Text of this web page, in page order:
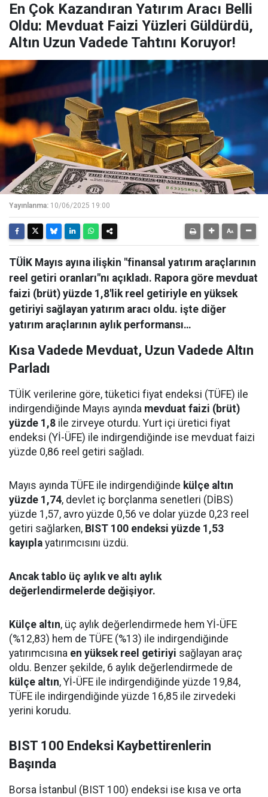
En Çok Kazandıran Yatırım Aracı Belli
Oldu: Mevduat Faizi Yüzleri Güldürdü,
Altın Uzun Vadede Tahtını Koruyor!
Yayınlanma: 10/06/2025 19:00
TÜİK Mayıs ayına ilişkin "finansal yatırım araçlarının
reel getiri oranları"nı açıkladı. Rapora göre mevduat
faizi (brüt) yüzde 1,8'lik reel getiriyle en yüksek
getiriyi sağlayan yatırım aracı oldu. işte diğer
yatırım araçlarının aylık performansı…
Kısa Vadede Mevduat, Uzun Vadede Altın
Parladı
TÜİK verilerine göre, tüketici fiyat endeksi (TÜFE) ile
indirgendiğinde Mayıs ayında mevduat faizi (brüt)
yüzde 1,8 ile zirveye oturdu. Yurt içi üretici fiyat
endeksi (Yİ-ÜFE) ile indirgendiğinde ise mevduat faizi
yüzde 0,86 reel getiri sağladı.
Mayıs ayında TÜFE ile indirgendiğinde külçe altın
yüzde 1,74, devlet iç borçlanma senetleri (DİBS)
yüzde 1,57, avro yüzde 0,56 ve dolar yüzde 0,23 reel
getiri sağlarken, BIST 100 endeksi yüzde 1,53
kayıpla yatırımcısını üzdü.
Ancak tablo üç aylık ve altı aylık
değerlendirmelerde değişiyor.
Külçe altın, üç aylık değerlendirmede hem Yİ-ÜFE
(%12,83) hem de TÜFE (%13) ile indirgendiğinde
yatırımcısına en yüksek reel getiriyi sağlayan araç
oldu. Benzer şekilde, 6 aylık değerlendirmede de
külçe altın, Yİ-ÜFE ile indirgendiğinde yüzde 19,84,
TÜFE ile indirgendiğinde yüzde 16,85 ile zirvedeki
yerini korudu.
BIST 100 Endeksi Kaybettirenlerin
Başında
Borsa İstanbul (BIST 100) endeksi ise kısa ve orta